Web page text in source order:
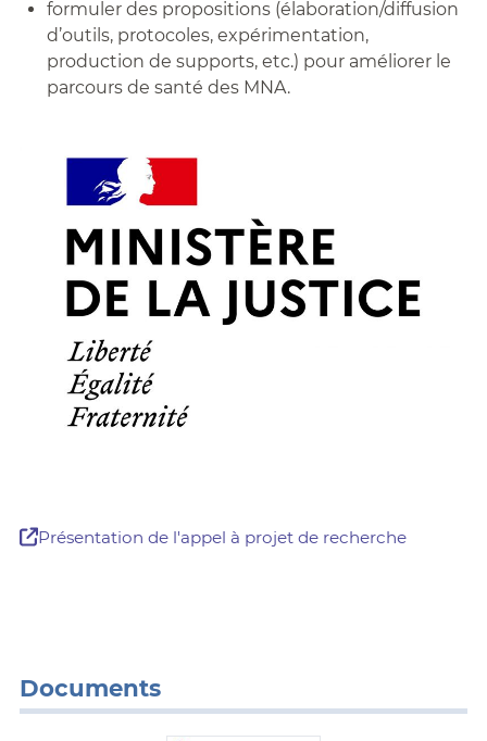
formuler des propositions (élaboration/diffusion
d’outils, protocoles, expérimentation,
production de supports, etc.) pour améliorer le
parcours de santé des MNA.
Présentation de l'appel à projet de recherche
Documents